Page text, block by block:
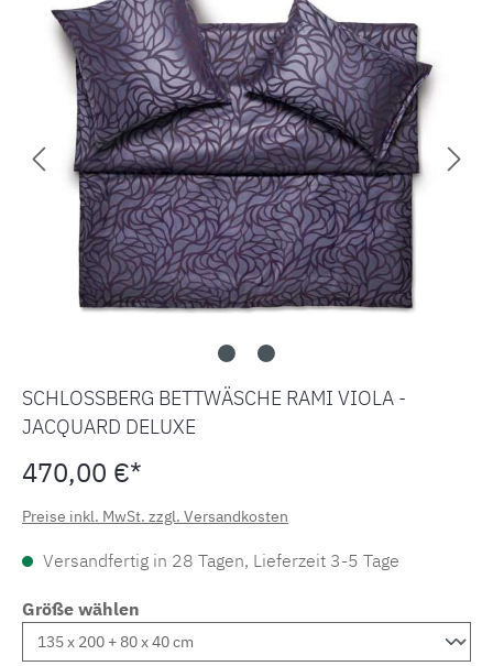
SCHLOSSBERG BETTWÄSCHE RAMI VIOLA -
JACQUARD DELUXE
470,00 €*
Preise inkl. MwSt. zzgl. Versandkosten
Versandfertig in 28 Tagen, Lieferzeit 3-5 Tage
Größe wählen